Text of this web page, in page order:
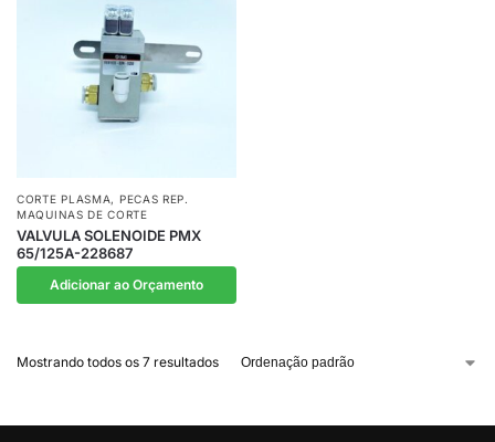
CORTE PLASMA, PECAS REP.
MAQUINAS DE CORTE
VALVULA SOLENOIDE PMX
65/125A-228687
Adicionar ao Orçamento
Mostrando todos os 7 resultados